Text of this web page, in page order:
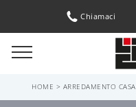
Chiamaci
HOME > ARREDAMENTO CASA